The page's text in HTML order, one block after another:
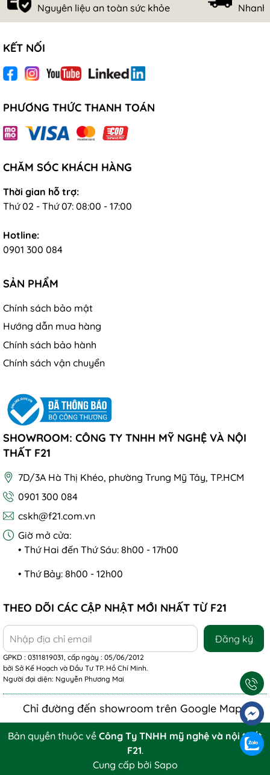
Nguyên liệu an toàn sức khỏe
KẾT NỐI
PHƯƠNG THỨC THANH TOÁN
CHĂM SÓC KHÁCH HÀNG
Thời gian hỗ trợ:
Thứ 02 - Thứ 07: 08:00 - 17:00
Hotline:
0901 300 084
SẢN PHẨM
Chính sách bảo mật
Hướng dẫn mua hàng
Chính sách bảo hành
Chính sách vận chuyển
SHOWROOM: CÔNG TY TNHH MỸ NGHỆ VÀ NỘI
THẤT F21
7D/3A Hà Thị Khéo, phường Trung Mỹ Tây, TP.HCM
0901 300 084
cskh@f21.com.vn
Giờ mở cửa:
• Thứ Hai đến Thứ Sáu: 8h00 - 17h00
• Thứ Bảy: 8h00 - 12h00
THEO DÕI CÁC CẬP NHẬT MỚI NHẤT TỪ F21
Đăng ký
GPKD : 0311819031, cấp ngày : 05/06/2012
bởi Sở Kế Hoạch và Đầu Tư TP. Hồ Chí Minh.
Người đại diện: Nguyễn Phương Mai
Chỉ đường đến showroom trên Google Maps
Bản quyền thuộc về Công Ty TNHH mỹ nghệ và nội thất
F21.
Cung cấp bởi Sapo